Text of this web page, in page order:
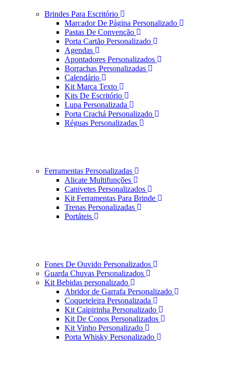
Brindes Para Escritório
Marcador De Página Personalizado
Pastas De Convenção
Porta Cartão Personalizado
Agendas
Apontadores Personalizados
Borrachas Personalizadas
Calendário
Kit Marca Texto
Kits De Escritório
Lupa Personalizada
Porta Crachá Personalizado
Réguas Personalizadas
Ferramentas Personalizadas
Alicate Multifunções
Canivetes Personalizados
Kit Ferramentas Para Brinde
Trenas Personalizadas
Portáteis
Fones De Ouvido Personalizados
Guarda Chuvas Personalizados
Kit Bebidas personalizado
Abridor de Garrafa Personalizado
Coqueteleira Personalizada
Kit Caipirinha Personalizado
Kit De Copos Personalizados
Kit Vinho Personalizado
Porta Whisky Personalizado